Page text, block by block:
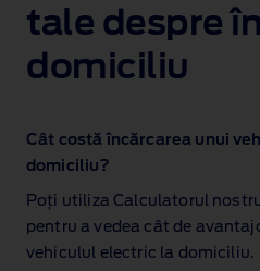
tale despre
domiciliu
Cât costă încărcarea unui
domiciliu?
Poți utiliza Calculatorul
pentru a vedea cât de
vehiculul electric la domiciliu.